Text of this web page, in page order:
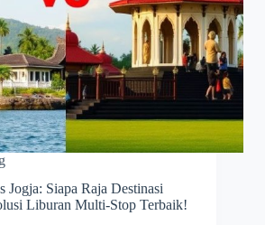
Jogja: Siapa Raja Destinasi
Liburan Multi-Stop Terbaik!